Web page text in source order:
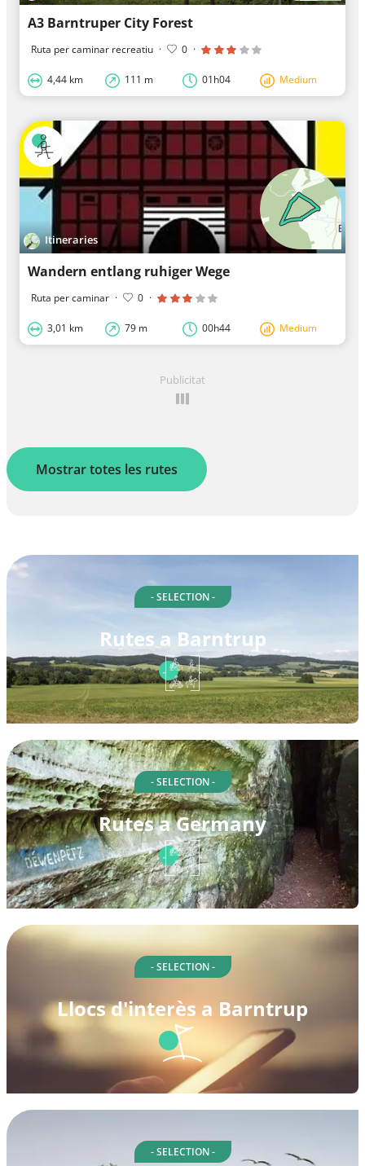
A3 Barntruper City Forest
Ruta per caminar recreatiu · 0 ·
4,44 km 111 m 01h04 Medium
Itineraries
Wandern entlang ruhiger Wege
Ruta per caminar · 0 ·
3,01 km 79 m 00h44 Medium
Publicitat
Mostrar totes les rutes
- SELECTION -
Rutes a Barntrup
- SELECTION -
Rutes a Germany
- SELECTION -
Llocs d'interès a Barntrup
- SELECTION -